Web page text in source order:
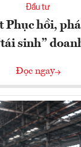
Đầu tư
Phục hồi,
sinh”
Đọc ngay